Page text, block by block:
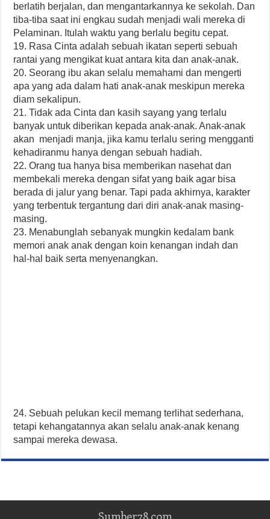
berlatih berjalan, dan mengantarkannya ke sekolah. Dan
tiba-tiba saat ini engkau sudah menjadi wali mereka di
Pelaminan. Itulah waktu yang berlalu begitu cepat.
19. Rasa Cinta adalah sebuah ikatan seperti sebuah
rantai yang mengikat kuat antara kita dan anak-anak.
20. Seorang ibu akan selalu memahami dan mengerti
apa yang ada dalam hati anak-anak meskipun mereka
diam sekalipun.
21. Tidak ada Cinta dan kasih sayang yang terlalu
banyak untuk diberikan kepada anak-anak. Anak-anak
akan menjadi manja, jika kamu terlalu sering mengganti
kehadiranmu hanya dengan sebuah hadiah.
22. Orang tua hanya bisa memberikan nasehat dan
membekali mereka dengan sifat yang baik agar bisa
berada di jalur yang benar. Tapi pada akhirnya, karakter
yang terbentuk tergantung dari diri anak-anak masing-
masing.
23. Menabunglah sebanyak mungkin kedalam bank
memori anak anak dengan koin kenangan indah dan
hal-hal baik serta menyenangkan.
24. Sebuah pelukan kecil memang terlihat sederhana,
tetapi kehangatannya akan selalu anak-anak kenang
sampai mereka dewasa.
Sumber78.com